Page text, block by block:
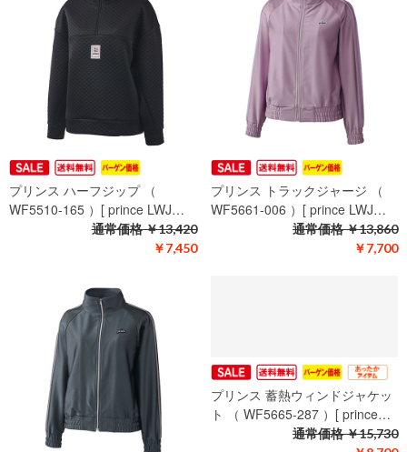
プリンス ハーフジップ （
WF5510-165 ）[ prince LWJ…
￥7,450
通常価格￥13,420
プリンス トラックジャージ （
WF5661-006 ）[ prince LWJ…
￥7,700
通常価格￥13,860